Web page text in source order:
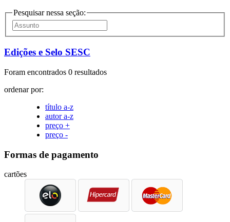
Pesquisar nessa seção:
Edições e Selo SESC
Foram encontrados 0 resultados
ordenar por:
título a-z
autor a-z
preço +
preço -
Formas de pagamento
cartões